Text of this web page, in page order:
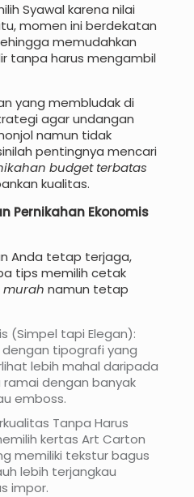
Syawal karena nilai
momen ini berdekatan
memudahkan
tanpa harus mengambil
yang membludak di
agar undangan
namun tidak
pentingnya mencari
budget terbatas
kualitas.
Pernikahan Ekonomis
Anda tetap terjaga,
tips memilih cetak
namun tetap
(Simpel tapi Elegan):
dengan tipografi yang
lebih mahal daripada
dengan banyak
emboss.
Tanpa Harus
kertas Art Carton
memiliki tekstur bagus
lebih terjangkau
impor.